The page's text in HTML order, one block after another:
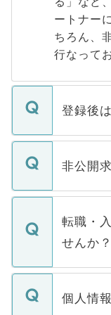
ートナー
ちろん、
行なって
登録後
ご登録い
登録内容
ます。通
いただき
い。
非公開
マイナビ
うち約3
けない「
下記の理
ません。
■応募殺
転職・
せんか？
転職・入
ん。また
個人情